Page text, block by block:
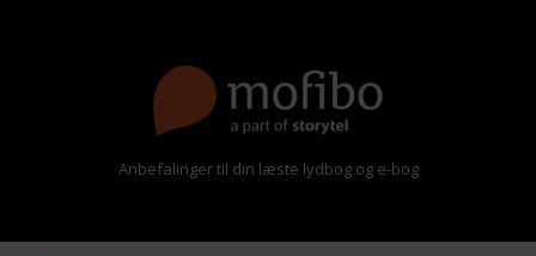
Anbefalinger til din læste lydbog og e-bog